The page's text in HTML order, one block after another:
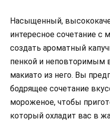
Насыщенный,
интересное сочетание с
создать ароматный
пенкой и неповторимым
макиато из него. Вы
бодрящее сочетание
мороженое, чтобы
который охладит вас в